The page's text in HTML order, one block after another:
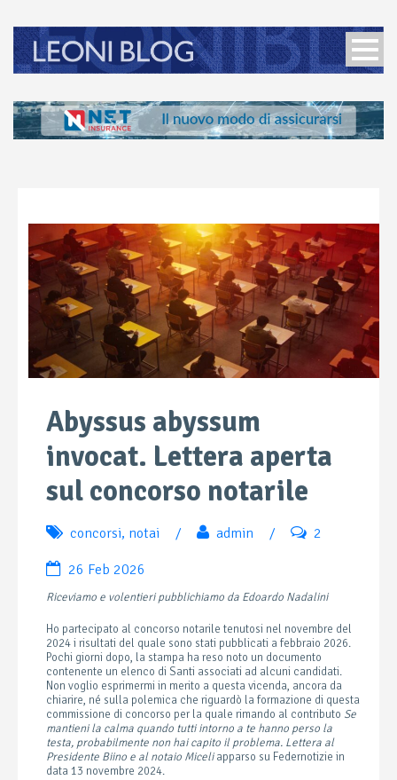
Abyssus abyssum
invocat. Lettera aperta
sul concorso notarile
concorsi, notai / admin / 2
26 Feb 2026
Riceviamo e volentieri pubblichiamo da Edoardo Nadalini
Ho partecipato al concorso notarile tenutosi nel novembre del
2024 i risultati del quale sono stati pubblicati a febbraio 2026.
Pochi giorni dopo, la stampa ha reso noto un documento
contenente un elenco di Santi associati ad alcuni candidati.
Non voglio esprimermi in merito a questa vicenda, ancora da
chiarire, né sulla polemica che riguardò la formazione di questa
commissione di concorso per la quale rimando al contributo Se
mantieni la calma quando tutti intorno a te hanno perso la
testa, probabilmente non hai capito il problema. Lettera al
Presidente Biino e al notaio Miceliapparso su Federnotizie in
data 13 novembre 2024.